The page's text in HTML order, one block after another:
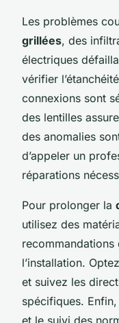
Les problèmes
grillées, des
électriques
vérifier
connexions sont
des lentilles
des anomalies
d’appeler un
réparations
Pour prolonger la
utilisez des
l’installation.
et suivez les
spécifiques.
et le suivi des